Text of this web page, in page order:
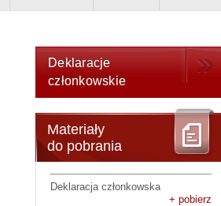
Deklaracje
członkowskie
Materiały
do pobrania
Deklaracja członkowska
+ pobierz